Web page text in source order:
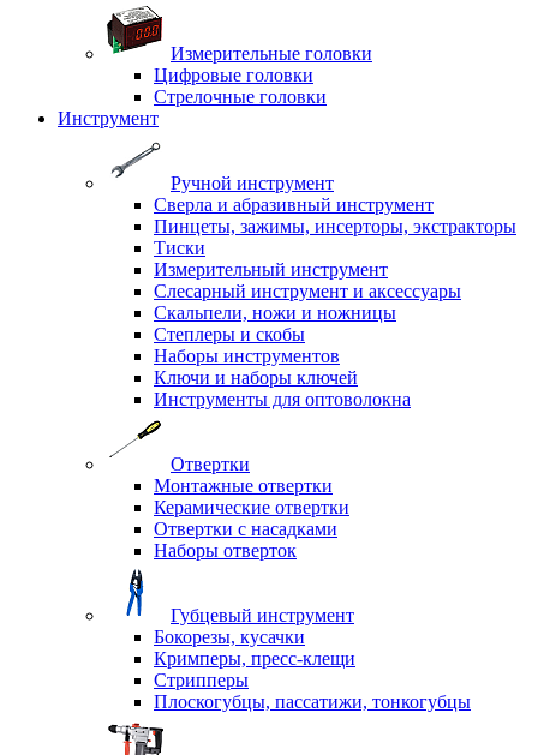
Измерительные головки
Цифровые головки
Стрелочные головки
Инструмент
Ручной инструмент
Сверла и абразивный инструмент
Пинцеты, зажимы, инсерторы, экстракторы
Тиски
Измерительный инструмент
Слесарный инструмент и аксессуары
Скальпели, ножи и ножницы
Степлеры и скобы
Наборы инструментов
Ключи и наборы ключей
Инструменты для оптоволокна
Отвертки
Монтажные отвертки
Керамические отвертки
Отвертки с насадками
Наборы отверток
Губцевый инструмент
Бокорезы, кусачки
Кримперы, пресс-клещи
Стрипперы
Плоскогубцы, пассатижи, тонкогубцы